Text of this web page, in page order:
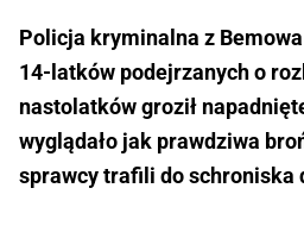
Policja kryminalna z
14-latków podejrzanych o
nastolatków groził
wyglądało jak prawdziwa
sprawcy trafili do schroniska